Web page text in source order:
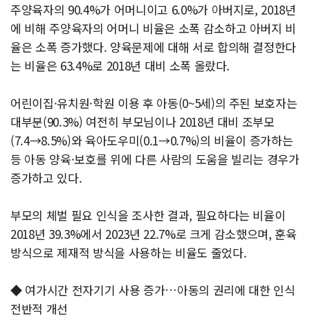
주양육자의 90.4%가 어머니이고 6.0%가 아버지로, 2018년
에 비해 주양육자의 어머니 비율은 소폭 감소하고 아버지 비
율은 소폭 증가했다. 양육문제에 대해 서로 합의해 결정한다
는 비율은 63.4%로 2018년 대비 소폭 올랐다.
어린이집·유치원·학원 이용 후 아동(0~5세)의 주된 보호자는
대부분(90.3%) 여전히 부모님이나 2018년 대비 조부모
(7.4→8.5%)와 육아도우미(0.1→0.7%)의 비율이 증가하는
등 아동 양육·보호를 위에 다른 사람의 도움을 빌리는 경우가
증가하고 있다.
부모의 체벌 필요 인식을 조사한 결과, 필요하다는 비율이
2018년 39.3%에서 2023년 22.7%로 크게 감소했으며, 훈육
방식으로 제재적 방식을 사용하는 비율도 줄었다.
◆ 여가시간 전자기기 사용 증가…아동의 권리에 대한 인식
전반적 개선